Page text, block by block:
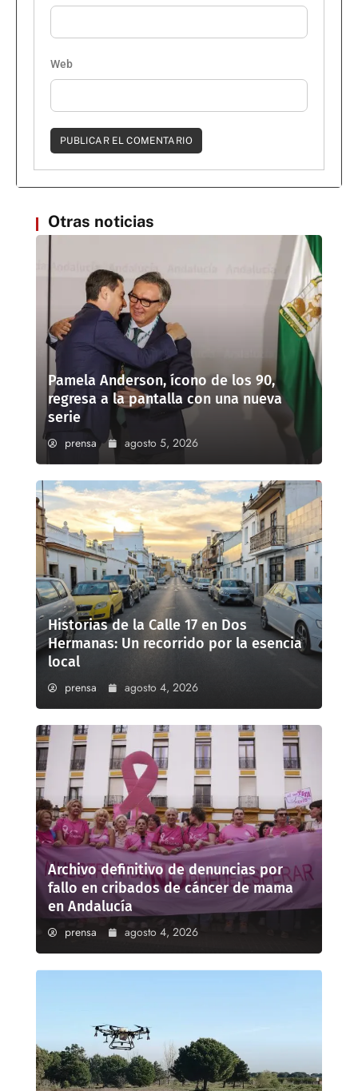
Web
Otras noticias
Pamela Anderson, ícono de los 90,
regresa a la pantalla con una nueva
serie
prensa agosto 5, 2026
Historias de la Calle 17 en Dos
Hermanas: Un recorrido por la esencia
local
prensa agosto 4, 2026
Archivo definitivo de denuncias por
fallo en cribados de cáncer de mama
en Andalucía
prensa agosto 4, 2026